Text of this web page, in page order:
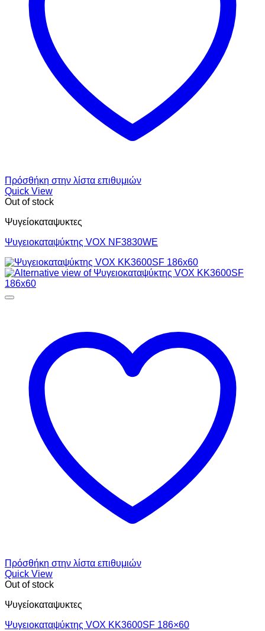
Πρόσθήκη στην λίστα επιθυμιών
Quick View
Out of stock
Ψυγείοκαταψυκτες
Ψυγειοκαταψύκτης VOX NF3830WE
Πρόσθήκη στην λίστα επιθυμιών
Quick View
Out of stock
Ψυγείοκαταψυκτες
Ψυγειοκαταψύκτης VOX KK3600SF 186×60